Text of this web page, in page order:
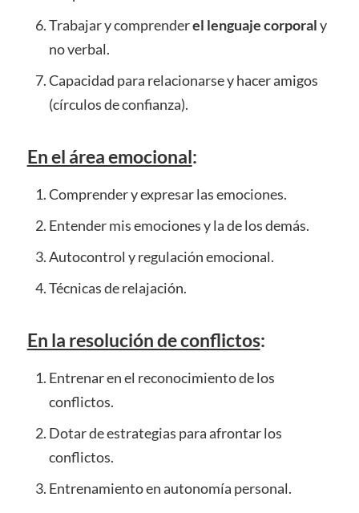
Trabajar y comprenderel lenguaje corporaly
no verbal.
Capacidad para relacionarse y hacer amigos
(círculos de confianza).
En el área emocional:
Comprender y expresar las emociones.
Entender mis emociones y la de los demás.
Autocontrol y regulación emocional.
Técnicas de relajación.
En la resolución de conflictos:
Entrenar en el reconocimiento de los
conflictos.
Dotar de estrategias para afrontar los
conflictos.
Entrenamiento en autonomía personal.